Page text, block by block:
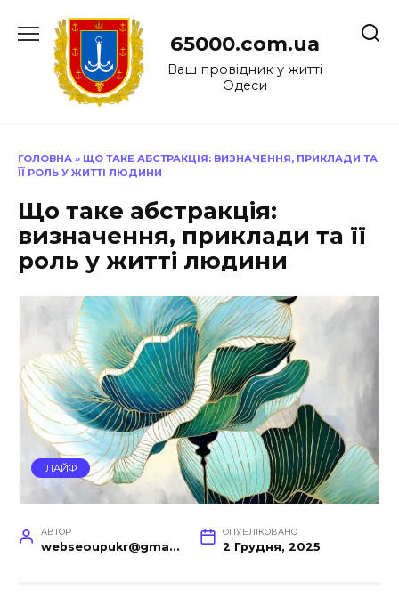
до
65000.com.ua
Ваш провідник у житті
Одеси
ГОЛОВНА » ЩО ТАКЕ АБСТРАКЦІЯ: ВИЗНАЧЕННЯ, ПРИКЛАДИ ТА
ЇЇ РОЛЬ У ЖИТТІ ЛЮДИНИ
Що таке абстракція:
визначення, приклади та її
роль у житті людини
ЛАЙФ
АВТОР
webseoupukr@gmail.com
ОПУБЛІКОВАНО
2 Грудня, 2025